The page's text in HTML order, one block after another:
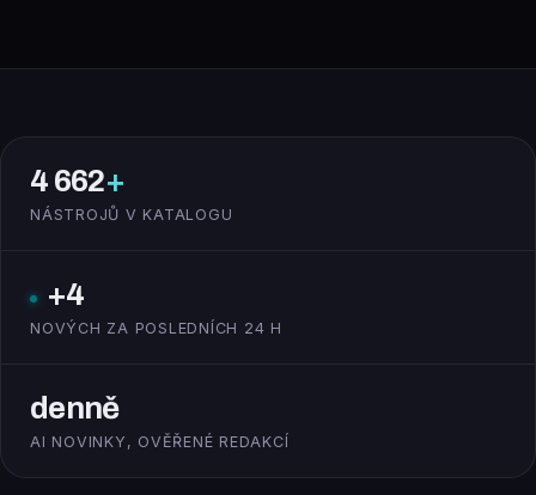
4 662+
NÁSTROJŮ V KATALOGU
+4
NOVÝCH ZA POSLEDNÍCH 24 H
denně
AI NOVINKY, OVĚŘENÉ REDAKCÍ